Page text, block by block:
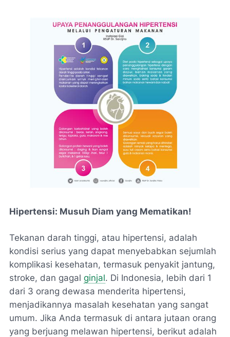
Hipertensi: Musuh Diam yang Mematikan!
Tekanan darah tinggi, atau hipertensi, adalah
kondisi serius yang dapat menyebabkan sejumlah
komplikasi kesehatan, termasuk penyakit jantung,
stroke, dan gagal ginjal. Di Indonesia, lebih dari 1
dari 3 orang dewasa menderita hipertensi,
menjadikannya masalah kesehatan yang sangat
umum. Jika Anda termasuk di antara jutaan orang
yang berjuang melawan hipertensi, berikut adalah